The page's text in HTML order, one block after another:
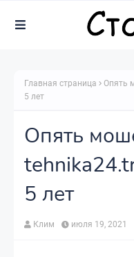
Главная страница
Опять
5 лет
Опять
5 лет
Клим июля 19, 2021